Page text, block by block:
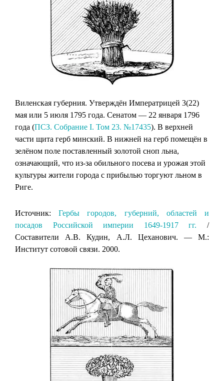
Виленская губерния. Утверждён Императрицей 3(22)
мая или 5 июля 1795 года. Сенатом — 22 января 1796
года (ПСЗ. Собрание I. Том 23. №17435). В верхней
части щита герб минский. В нижней на герб помещён в
зелёном поле поставленный золотой сноп льна,
означающий, что из-за обильного посева и урожая этой
культуры жители города с прибылью торгуют льном в
Риге.
Источник:Гербы городов, губерний, областей и
посадов Российской империи 1649-1917 гг. /
Составители А.В. Кудин, А.Л. Цеханович. — М.:
Институт сотовой связи. 2000.